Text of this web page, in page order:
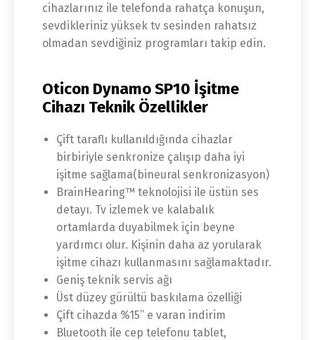
cihazlarınız ile telefonda rahatça konuşun,
sevdikleriniz yüksek tv sesinden rahatsız
olmadan sevdiğiniz programları takip edin.
Oticon Dynamo SP10 İşitme
Cihazı Teknik Özellikler
Çift taraflı kullanıldığında cihazlar
birbiriyle senkronize çalışıp daha iyi
işitme sağlama(bineural senkronizasyon)
BrainHearing™ teknolojisi ile üstün ses
detayı. Tv izlemek ve kalabalık
ortamlarda duyabilmek için beyne
yardımcı olur. Kişinin daha az yorularak
işitme cihazı kullanmasını sağlamaktadır.
Geniş teknik servis ağı
Üst düzey gürültü baskılama özelliği
Çift cihazda %15” e varan indirim
Bluetooth ile cep telefonu tablet,